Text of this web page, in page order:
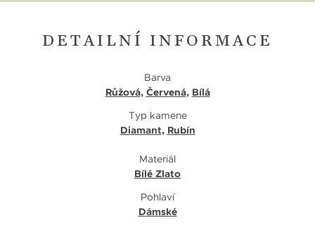
DETAILNÍ INFORMACE
Barva
Růžová, Červená, Bílá
Typ kamene
Diamant, Rubín
Materiál
Bílé Zlato
Pohlaví
Dámské